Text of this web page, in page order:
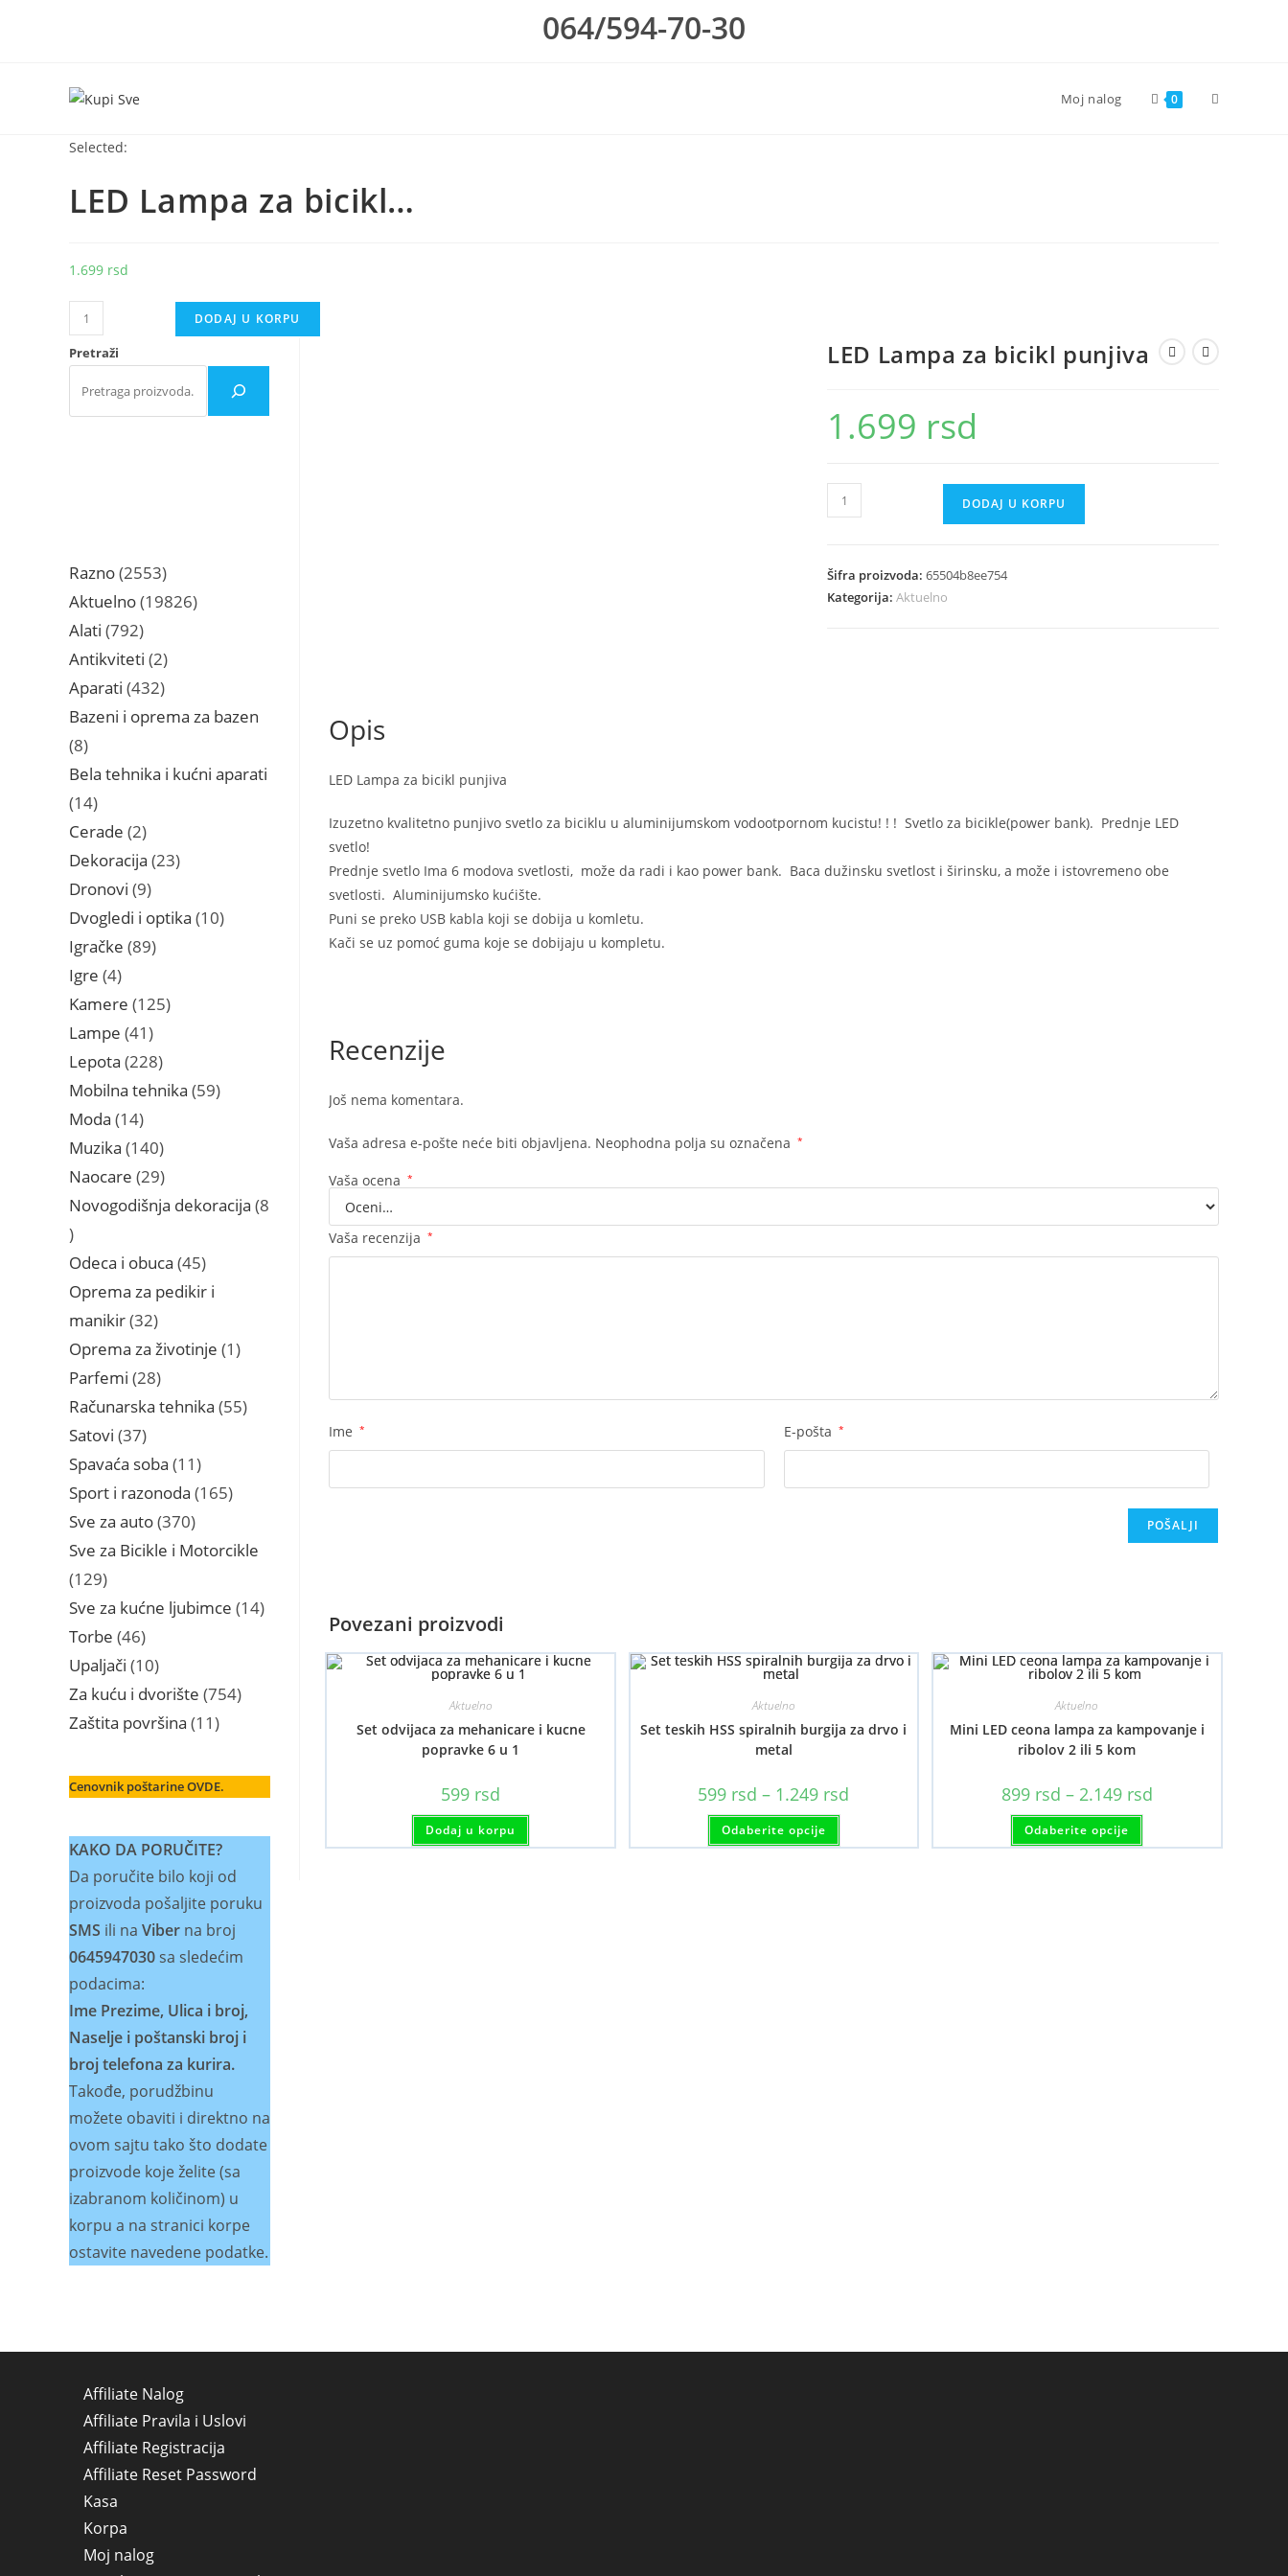
064/594-70-30
Moj nalog 0 Toggle
Selected:
LED Lampa za bicikl…
1.699 rsd
LED
Lampa
za
bicikl
DODAJ U KORPU
LED Lampa za bicikl punjiva
1.699 rsd
LED
Lampa
bicikl
punjiva
DODAJ U KORPU
Šifra proizvoda:65504b8ee754
Kategorija:Aktuelno
Opis
LED Lampa za bicikl punjiva
Izuzetno kvalitetno punjivo svetlo za biciklu u aluminijumskom vodootpornom kucistu! ! ! Svetlo za bicikle(power bank). Prednje LED
svetlo!
Prednje svetlo Ima 6 modova svetlosti, može da radi i kao power bank. Baca dužinsku svetlost i širinsku, a može i istovremeno obe
svetlosti. Aluminijumsko kućište.
Puni se preko USB kabla koji se dobija u komletu.
Kači se uz pomoć guma koje se dobijaju u kompletu.
Recenzije
Još nema komentara.
Vaša adresa e-pošte neće biti objavljena. Neophodna polja su označena *
Vaša ocena *
Vaša recenzija *
Ime * E-pošta *
Povezani proizvodi
Aktuelno
Set odvijaca za mehanicare i kucne
popravke 6 u 1
599 rsd
Dodaj u korpu
Aktuelno
Set teskih HSS spiralnih burgija za drvo i
metal
599 rsd – 1.249 rsd
do
Odaberite opcije
Ovaj
ima
Aktuelno
Mini LED ceona lampa za kampovanje i
ribolov 2 ili 5 kom
899 rsd – 2.149 rsdRaspon
cena:
do
Odaberite opcije
Ovaj
ima
Pretraži
Razno 25532553
proizvoda
Aktuelno 1982619826
Alati 792792
proizvoda
Antikviteti 22
proizvoda
Aparati 432432
proizvoda
Bazeni i oprema za bazen
88
proizvoda
Bela tehnika i kućni aparati
1414
proizvoda
Cerade 22
proizvoda
Dekoracija 2323
Dronovi 99
proizvoda
Dvogledi i optika 1010
Igračke 8989
Igre 44
proizvoda
Kamere 125125
Lampe 41 41
proizvod
Lepota 228228
proizvoda
Mobilna tehnika 5959
Moda 1414
proizvoda
Muzika 140140
proizvoda
Naocare 2929
proizvoda
Novogodišnja dekoracija 8
8
proizvoda
Odeca i obuca 4545
proizvoda
Oprema za pedikir i
manikir 3232
proizvoda
Oprema za životinje 1 1
Parfemi 2828
proizvoda
Računarska tehnika 5555
Satovi 3737
proizvoda
Spavaća soba 11 11
proizvoda
Sport i razonoda 165165
Sve za auto 370370
proizvoda
Sve za Bicikle i Motorcikle
129129
proizvoda
Sve za kućne ljubimce 1414
Torbe 4646
proizvoda
Upaljači 1010
proizvoda
Za kuću i dvorište 754754
Zaštita površina 11 11
Cenovnik poštarine OVDE.
KAKO DA PORUČITE?
Da poručite bilo koji od
proizvoda pošaljite poruku
SMS ili na Viber na broj
0645947030sa sledećim
podacima:
Ime Prezime, Ulica i broj,
Naselje i poštanski broj i
broj telefona za kurira.
Takođe, porudžbinu
možete obaviti i direktno na
ovom sajtu tako što dodate
proizvode koje želite (sa
izabranom količinom) u
korpu a na stranici korpe
ostavite navedene podatke.
Affiliate Nalog
Affiliate Pravila i Uslovi
Affiliate Registracija
Affiliate Reset Password
Kasa
Korpa
Moj nalog